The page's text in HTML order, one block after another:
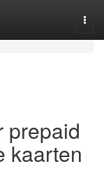
prepaid
kaarten